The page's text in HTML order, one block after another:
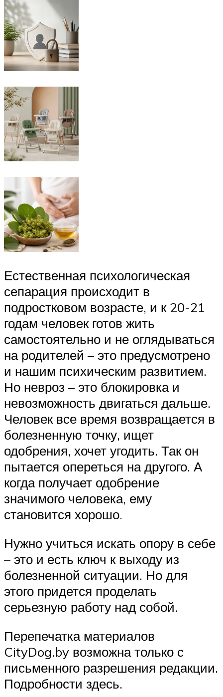
Естественная психологическая
сепарация происходит в
подростковом возрасте, и к 20-21
годам человек готов жить
самостоятельно и не оглядываться
на родителей – это предусмотрено
и нашим психическим развитием.
Но невроз – это блокировка и
невозможность двигаться дальше.
Человек все время возвращается в
болезненную точку, ищет
одобрения, хочет угодить. Так он
пытается опереться на другого. А
когда получает одобрение
значимого человека, ему
становится хорошо.
Нужно учиться искать опору в себе
– это и есть ключ к выходу из
болезненной ситуации. Но для
этого придется проделать
серьезную работу над собой.
Перепечатка материалов
CityDog.by возможна только с
письменного разрешения редакции.
Подробности здесь.